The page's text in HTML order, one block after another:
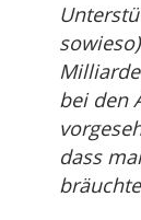
bei den
dass